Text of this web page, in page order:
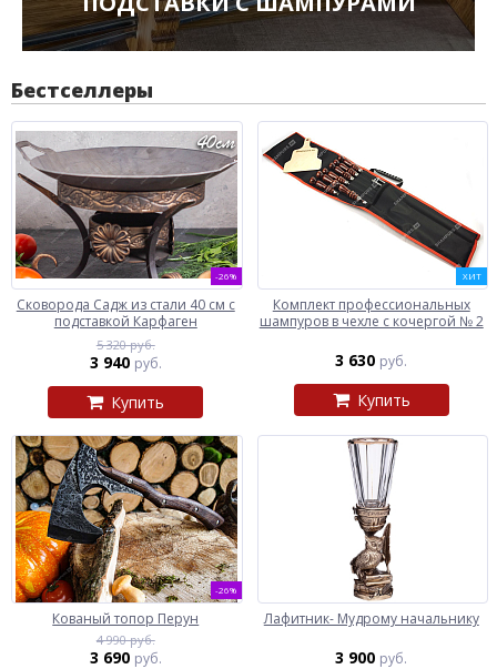
Бестселлеры
-26%
Сковорода Садж из стали 40 см с
подставкой Карфаген
5 320 руб.
3 940 руб.
Купить
ХИТ
Комплект профессиональных
шампуров в чехле с кочергой № 2
3 630 руб.
Купить
-26%
Кованый топор Перун
4 990 руб.
3 690 руб.
Лафитник- Мудрому начальнику
3 900 руб.